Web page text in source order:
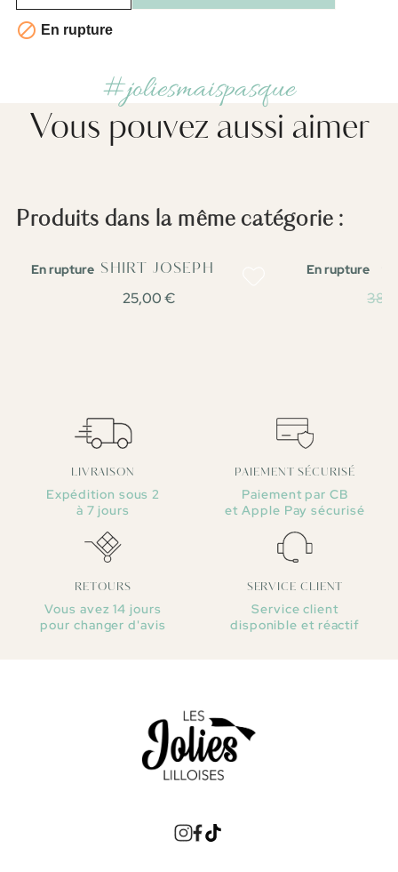
 En rupture
#joliesmaispasque
Vous pouvez aussi aimer
Produits dans la même catégorie :
T-SHIRT JOSEPH
25,00 €
En rupture En rupture
LIVRAISON
Expédition sous 2
à 7 jours
PAIEMENT SÉCURISÉ
Paiement par CB
et Apple Pay sécurisé
RETOURS
Vous avez 14 jours
pour changer d'avis
SERVICE CLIENT
Service client
disponible et réactif